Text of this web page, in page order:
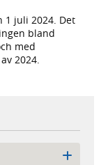
1 juli 2024. Det
bland
med
2024.